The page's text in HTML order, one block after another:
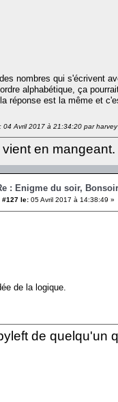
nombres qui s'écrivent
alphabétique, ça
réponse est la même et
04 Avril 2017 à 21:34:20 par harvey
en mangeant.
: Enigme du soir,
#127 le: 05 Avril 2017 à 14:38:49 »
de la logique.
de quelqu'un